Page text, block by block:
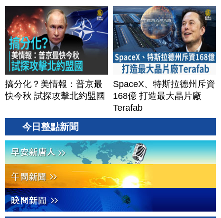
搞分化？美情報：普京最
快今秋 試探攻擊北約盟國
SpaceX、特斯拉德州斥資
168億 打造最大晶片廠
Terafab
今日整點新聞